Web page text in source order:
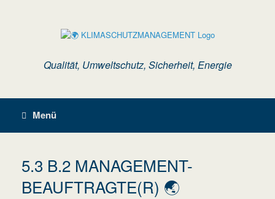
Qualität, Umweltschutz, Sicherheit, Energie
Menü
5.3 B.2 MANAGEMENT-
BEAUFTRAGTE(R) 🌏